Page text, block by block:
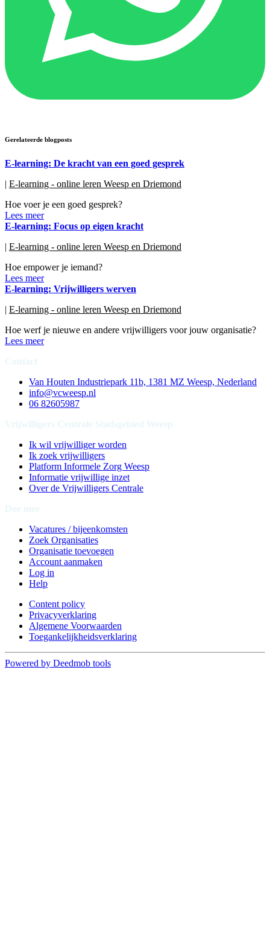
Gerelateerde blogposts
E-learning: De kracht van een goed gesprek
| E-learning - online leren Weesp en Driemond
Hoe voer je een goed gesprek?
Lees meer
E-learning: Focus op eigen kracht
| E-learning - online leren Weesp en Driemond
Hoe empower je iemand?
Lees meer
E-learning: Vrijwilligers werven
| E-learning - online leren Weesp en Driemond
Hoe werf je nieuwe en andere vrijwilligers voor jouw organisatie?
Lees meer
Van Houten Industriepark 11b, 1381 MZ Weesp, Nederland
info@vcweesp.nl
06 82605987
Ik wil vrijwilliger worden
Ik zoek vrijwilligers
Platform Informele Zorg Weesp
Informatie vrijwillige inzet
Over de Vrijwilligers Centrale
Vacatures / bijeenkomsten
Zoek Organisaties
Organisatie toevoegen
Account aanmaken
Log in
Help
Content policy
Privacyverklaring
Algemene Voorwaarden
Toegankelijkheidsverklaring
Powered by Deedmob tools